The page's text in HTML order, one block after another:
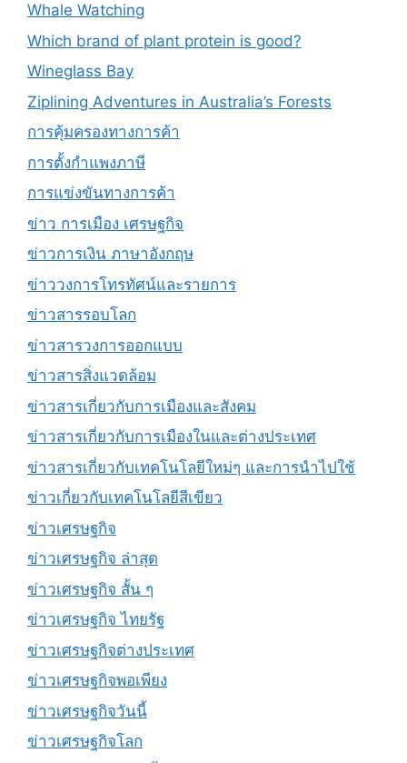
Whale Watching
Which brand of plant protein is good?
Wineglass Bay
Ziplining Adventures in Australia’s Forests
การคุ้มครองทางการค้า
การตั้งกำแพงภาษี
การแข่งขันทางการค้า
ข่าว การเมือง เศรษฐกิจ
ข่าวการเงิน ภาษาอังกฤษ
ข่าววงการโทรทัศน์และรายการ
ข่าวสารรอบโลก
ข่าวสารวงการออกแบบ
ข่าวสารสิ่งแวดล้อม
ข่าวสารเกี่ยวกับการเมืองและสังคม
ข่าวสารเกี่ยวกับการเมืองในและต่างประเทศ
ข่าวสารเกี่ยวกับเทคโนโลยีใหม่ๆ และการนำไปใช้
ข่าวเกี่ยวกับเทคโนโลยีสีเขียว
ข่าวเศรษฐกิจ
ข่าวเศรษฐกิจ ล่าสุด
ข่าวเศรษฐกิจ สั้น ๆ
ข่าวเศรษฐกิจ ไทยรัฐ
ข่าวเศรษฐกิจต่างประเทศ
ข่าวเศรษฐกิจพอเพียง
ข่าวเศรษฐกิจวันนี้
ข่าวเศรษฐกิจโลก